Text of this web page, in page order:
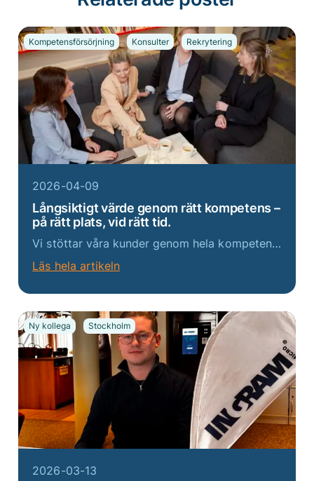
Kompetensförsörjning Konsulter Rekrytering
2026-04-09
Långsiktigt värde genom rätt kompetens –
på rätt plats, vid rätt tid.
Vi stöttar våra kunder genom hela kompetensresan – från träffsäkra rekryteringar och flexibla konsultlösningar till strategiskt Talent Acquisition-arbete som bygger starka och hållbara organisationer. För oss handlar det inte bara om att tillsätta en ro...
Läs hela artikeln
Ny kollega Stockholm
2026-03-13